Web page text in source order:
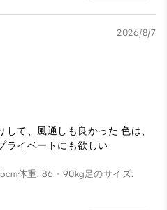
2026/8/7
て、風通しも良かった 色は、
ライベートにも欲しい
体重: 86 - 90kg 足のサイズ: